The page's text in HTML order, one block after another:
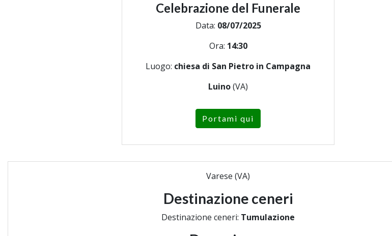
Celebrazione del Funerale
Data: 08/07/2025
Ora: 14:30
Luogo: chiesa di San Pietro in Campagna
Luino(VA)
Portami qui
Varese (VA)
Destinazione ceneri
Destinazione ceneri: Tumulazione